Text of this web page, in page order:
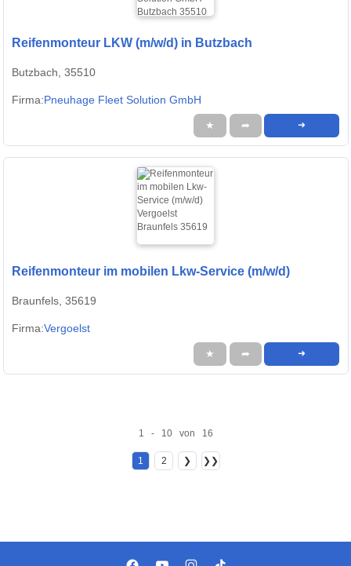
Reifenmonteur LKW (m/w/d) in Butzbach
Butzbach, 35510
Firma:Pneuhage Fleet Solution GmbH
★ ➦ ➜
Reifenmonteur im mobilen Lkw-Service (m/w/d)
Braunfels, 35619
Firma:Vergoelst
★ ➦ ➜
1 - 10 von 16
1 2 ❯ ❯❯